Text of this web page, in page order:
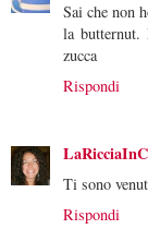
Sai che non
la butternut.
zucca
Rispondi
Ti sono
Rispondi